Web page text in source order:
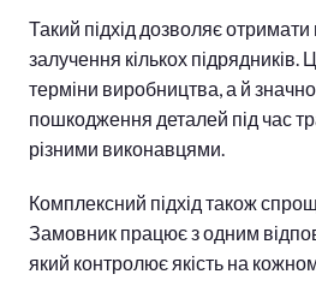
Такий підхід дозволяє отримати
залучення кількох
терміни виробництва, а й
пошкодження деталей під час
різними виконавцями.
Комплексний підхід також
Замовник працює з одним
який контролює якість на